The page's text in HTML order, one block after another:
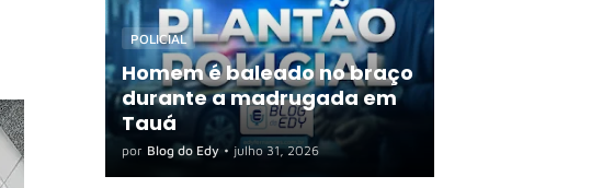
POLICIAL
Homem é baleado no braço
durante a madrugada em
Tauá
por Blog do Edy • julho 31, 2026